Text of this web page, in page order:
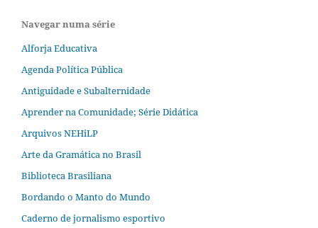
Navegar numa série
Alforja Educativa
Agenda Política Pública
Antiguidade e Subalternidade
Aprender na Comunidade; Série Didática
Arquivos NEHiLP
Arte da Gramática no Brasil
Biblioteca Brasiliana
Bordando o Manto do Mundo
Caderno de jornalismo esportivo